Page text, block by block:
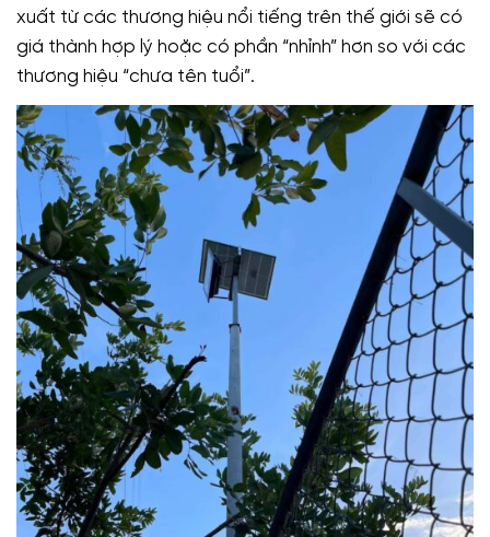
xuất từ các thương hiệu nổi tiếng trên thế giới sẽ có
giá thành hợp lý hoặc có phần “nhỉnh” hơn so với các
thương hiệu “chưa tên tuổi”.